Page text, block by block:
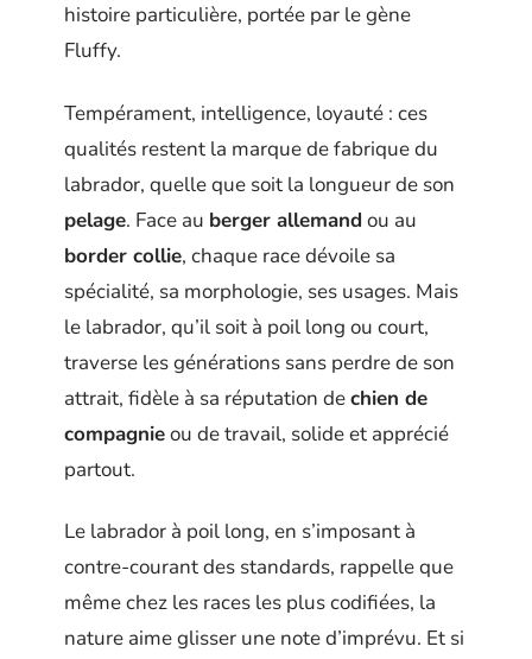
histoire particulière, portée par le gène
Fluffy.
Tempérament, intelligence, loyauté : ces
qualités restent la marque de fabrique du
labrador, quelle que soit la longueur de son
pelage. Face au berger allemand ou au
border collie, chaque race dévoile sa
spécialité, sa morphologie, ses usages. Mais
le labrador, qu’il soit à poil long ou court,
traverse les générations sans perdre de son
attrait, fidèle à sa réputation dechien de
compagnieou de travail, solide et apprécié
partout.
Le labrador à poil long, en s’imposant à
contre-courant des standards, rappelle que
même chez les races les plus codifiées, la
nature aime glisser une note d’imprévu. Et si